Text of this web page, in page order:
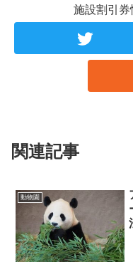
施設割引券
関連記事
動物園